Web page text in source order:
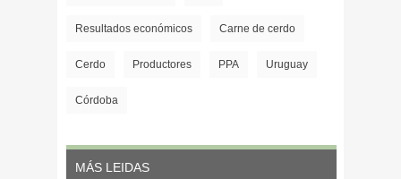
Resultados económicos Carne de cerdo
Cerdo Productores PPA Uruguay
Córdoba
MÁS LEIDAS